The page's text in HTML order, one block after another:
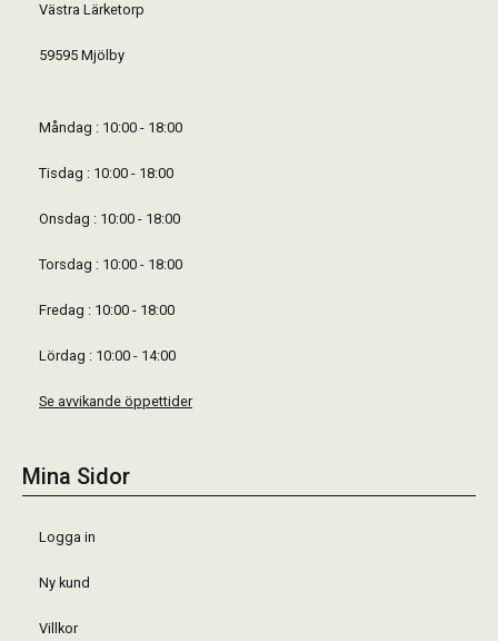
Västra Lärketorp
59595 Mjölby
Måndag : 10:00 - 18:00
Tisdag : 10:00 - 18:00
Onsdag : 10:00 - 18:00
Torsdag : 10:00 - 18:00
Fredag : 10:00 - 18:00
Lördag : 10:00 - 14:00
Se avvikande öppettider
Mina Sidor
Logga in
Ny kund
Villkor